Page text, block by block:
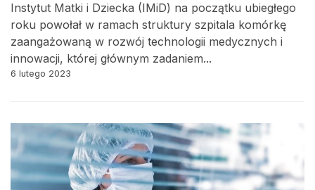
Instytut Matki i Dziecka (IMiD) na początku ubiegłego
roku powołał w ramach struktury szpitala komórkę
zaangażowaną w rozwój technologii medycznych i
innowacji, której głównym zadaniem...
6 lutego 2023